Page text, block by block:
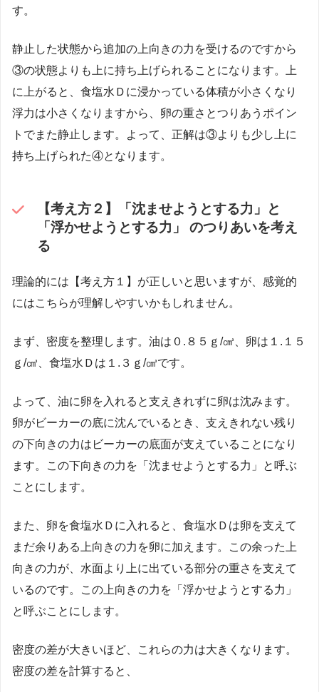
す。
静止した状態から追加の上向きの力を受けるのですから
③の状態よりも上に持ち上げられることになります。上
に上がると、食塩水Ｄに浸かっている体積が小さくなり
浮力は小さくなりますから、卵の重さとつりあうポイン
トでまた静止します。よって、正解は③よりも少し上に
持ち上げられた④となります。
【考え方２】「沈ませようとする力」と
「浮かせようとする力」 のつりあいを考え
る
理論的には【考え方１】が正しいと思いますが、感覚的
にはこちらが理解しやすいかもしれません。
まず、密度を整理します。油は０.８５ｇ/㎤、卵は１.１５
ｇ/㎤、食塩水Ｄは１.３ｇ/㎤です。
よって、油に卵を入れると支えきれずに卵は沈みます。
卵がビーカーの底に沈んでいるとき、支えきれない残り
の下向きの力はビーカーの底面が支えていることになり
ます。この下向きの力を「沈ませようとする力」と呼ぶ
ことにします。
また、卵を食塩水Ｄに入れると、食塩水Ｄは卵を支えて
まだ余りある上向きの力を卵に加えます。この余った上
向きの力が、水面より上に出ている部分の重さを支えて
いるのです。この上向きの力を「浮かせようとする力」
と呼ぶことにします。
密度の差が大きいほど、これらの力は大きくなります。
密度の差を計算すると、